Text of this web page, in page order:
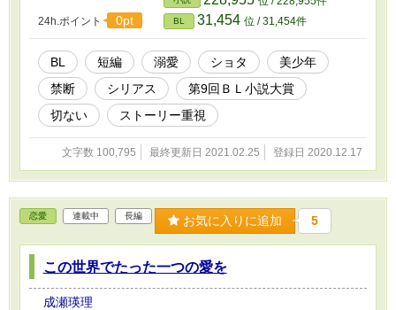
24h.ポイント 0pt BL 31,454 位 / 31,454件
BL 短編 溺愛 ショタ
美少年
禁断
シリアス
第9回ＢＬ小説大賞
切ない
ストーリー重視
文字数 100,795 最終更新日 2021.02.25 登録日 2020.12.17
恋愛 連載中 長編 お気に入りに追加 5
この世界でたった一つの愛を
成瀬瑛理